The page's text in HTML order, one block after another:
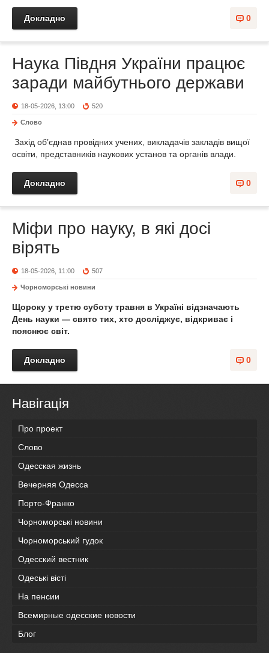
0
Докладно
Наука Півдня України працює
заради майбутнього держави
18-05-2026, 13:00 520
Слово
Захід об’єднав провідних учених, викладачів закладів вищої
освіти, представників наукових установ та органів влади.
0
Докладно
Міфи про науку, в які досі
вірять
18-05-2026, 11:00 507
Чорноморські новини
Щороку у третю суботу травня в Україні відзначають
День науки — свято тих, хто досліджує, відкриває і
пояснює світ.
0
Докладно
Навігація
Про проект
Слово
Одесская жизнь
Вечерняя Одесса
Порто-Франко
Чорноморські новини
Чорноморський гудок
Одесский вестник
Одеськi вiстi
На пенсии
Всемирные одесские новости
Блог